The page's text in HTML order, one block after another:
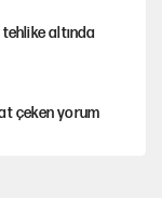
altında
çeken yorum